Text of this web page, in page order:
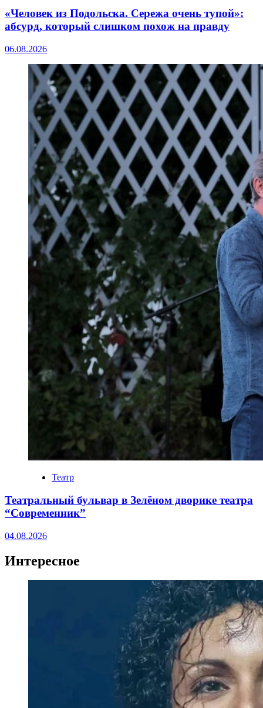
«Человек из Подольска. Сережа очень тупой»:
абсурд, который слишком похож на правду
06.08.2026
Театр
Театральный бульвар в Зелёном дворике театра
“Современник”
04.08.2026
Интересное